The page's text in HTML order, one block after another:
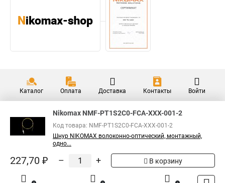
Каталог Оплата Доставка Контакты Войти
Nikomax NMF-PT1S2C0-FCA-XXX-001-2
Код товара: NMF-PT1S2C0-FCA-XXX-001-2
Шнур NIKOMAX волоконно-оптический, монтажный,
одно...
227,70 ₽ – + В корзину